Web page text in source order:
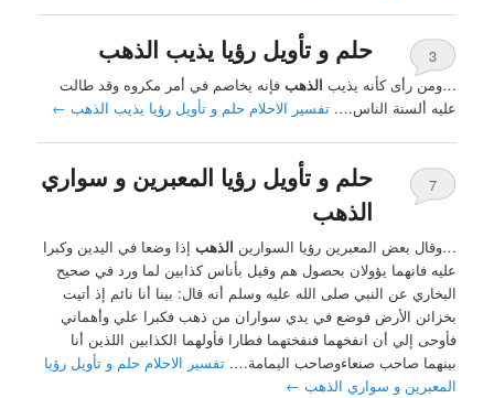
حلم و تأويل رؤيا يذيب الذهب
3
…ومن رأى كأنه يذيب الذهب فإنه يخاصم في أمر مكروه وقد طالت
عليه ألسنة الناس….تفسير الاحلام حلم و تأويل رؤيا يذيب الذهب ←
حلم و تأويل رؤيا المعبرين و سواري
الذهب
7
…وقال بعض المعبرين رؤيا السوارين الذهب إذا وضعا في اليدين وكبرا
عليه فانهما يؤولان بحصول هم وقيل بأناس كذابين لما ورد في صحيح
البخاري عن النبي صلى الله عليه وسلم أنه قال: بينا أنا نائم إذ أتيت
بخزائن الأرض فوضع في يدي سواران من ذهب فكبرا علي وأهماني
فأوحى إلي أن انفخهما فنفختهما فطارا فأولهما الكذابين اللذين أنا
بينهما صاحب صنعاءوصاحب اليمامة….تفسير الاحلام حلم و تأويل رؤيا
المعبرين و سواري الذهب ←